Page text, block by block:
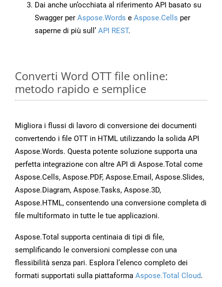
Dai anche un’occhiata al riferimento API basato su
Swagger per Aspose.Words e Aspose.Cells per
saperne di più sull’ API REST.
Converti Word OTT file online:
metodo rapido e semplice
Migliora i flussi di lavoro di conversione dei documenti
convertendo i file OTT in HTML utilizzando la solida API
Aspose.Words. Questa potente soluzione supporta una
perfetta integrazione con altre API di Aspose.Total come
Aspose.Cells, Aspose.PDF, Aspose.Email, Aspose.Slides,
Aspose.Diagram, Aspose.Tasks, Aspose.3D,
Aspose.HTML, consentendo una conversione completa di
file multiformato in tutte le tue applicazioni.
Aspose.Total supporta centinaia di tipi di file,
semplificando le conversioni complesse con una
flessibilità senza pari. Esplora l’elenco completo dei
formati supportati sulla piattaforma Aspose.Total Cloud.